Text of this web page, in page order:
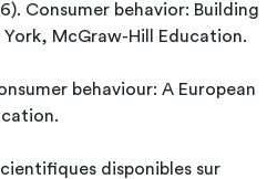
Consumer behavior: Building
McGraw-Hill Education.
behaviour: A European
disponibles sur